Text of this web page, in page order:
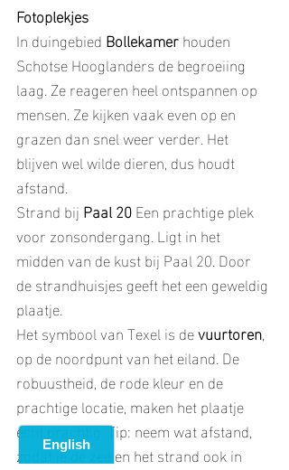
Fotoplekjes
In duingebied Bollekamer houden
Schotse Hooglanders de begroeiing
laag. Ze reageren heel ontspannen op
mensen. Ze kijken vaak even op en
grazen dan snel weer verder. Het
blijven wel wilde dieren, dus houdt
afstand.
Strand bij Paal 20 Een prachtige plek
voor zonsondergang. Ligt in het
midden van de kust bij Paal 20. Door
de strandhuisjes geeft het een geweldig
plaatje.
Het symbool van Texel is de vuurtoren,
op de noordpunt van het eiland. De
robuustheid, de rode kleur en de
prachtige locatie, maken het plaatje
echt prachtig. Tip: neem wat afstand,
zodat je de zee en het strand ook in